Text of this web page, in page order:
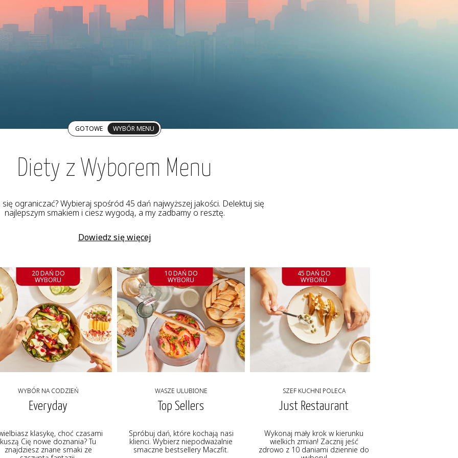
GOTOWE WYBÓR MENU
Diety z Wyborem Menu
ograniczać? Wybieraj spośród 45 dań najwyższej jakości. Delektuj się
najlepszym smakiem i ciesz wygodą, a my zadbamy o resztę.
Dowiedz się więcej
20 DAŃ DO
WYBORU
WYBÓR NA CODZIEŃ
Everyday
klasykę, choć czasami
kuszą Cię nowe doznania? Tu
znajdziesz znane smaki ze
10 DAŃ DO
WYBORU
WASZE ULUBIONE
Top Sellers
Spróbuj dań, które kochają nasi
klienci. Wybierz niepodważalnie
smaczne bestsellery Maczfit.
45 DAŃ DO
WYBORU
SZEF KUCHNI POLECA
Just Restaurant
Wykonaj mały krok w kierunku
wielkich zmian! Zacznij jeść
zdrowo z 10 daniami dziennie do